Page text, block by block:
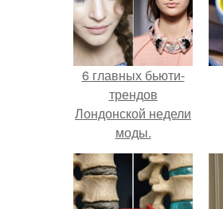
6 главных бьюти-
трендов
Лондонской недели
моды.